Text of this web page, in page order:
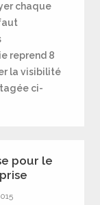
chaque
reprend 8
la visibilité
ci-
pour le